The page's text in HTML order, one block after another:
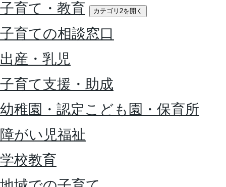
子育て・教育
カテゴリ2を開く
子育ての相談窓口
出産・乳児
子育て支援・助成
幼稚園・認定こども園・保育所
障がい児福祉
学校教育